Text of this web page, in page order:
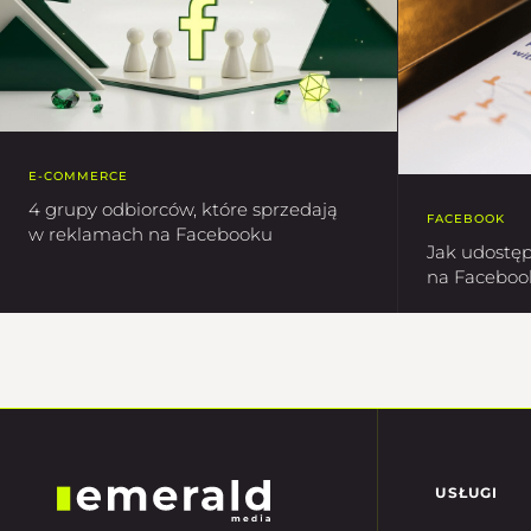
E-COMMERCE
4 grupy odbiorców, które sprzedają
w reklamach na Facebooku
FACEBOOK
Jak
na
USŁUGI